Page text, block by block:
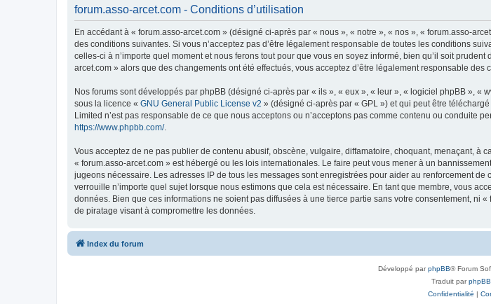
forum.asso-arcet.com - Conditions d’utilisation
En accédant à « forum.asso-arcet.com » (désigné ci-après par « nous », « notre », « nos », « forum.asso-
des conditions suivantes. Si vous n’acceptez pas d’être légalement responsable de toutes les conditions
celles-ci à n’importe quel moment et nous ferons tout pour que vous en soyez informé, bien qu’il soit
arcet.com » alors que des changements ont été effectués, vous acceptez d’être légalement responsable
Nos forums sont développés par phpBB (désigné ci-après par « ils », « eux », « leur », « logiciel phpBB »,
sous la licence « GNU General Public License v2 » (désigné ci-après par « GPL ») et qui peut être
Limited n’est pas responsable de ce que nous acceptons ou n’acceptons pas comme contenu ou conduite
https://www.phpbb.com/.
Vous acceptez de ne pas publier de contenu abusif, obscène, vulgaire, diffamatoire, choquant, menaçant, à
« forum.asso-arcet.com » est hébergé ou les lois internationales. Le faire peut vous mener à un
jugeons nécessaire. Les adresses IP de tous les messages sont enregistrées pour aider au renforcement
verrouille n’importe quel sujet lorsque nous estimons que cela est nécessaire. En tant que membre, vous
données. Bien que ces informations ne soient pas diffusées à une tierce partie sans votre consentement, ni
de piratage visant à compromettre les données.
Index du forum
Développé parphpBB® Forum
Traduit par
Confidentialité |